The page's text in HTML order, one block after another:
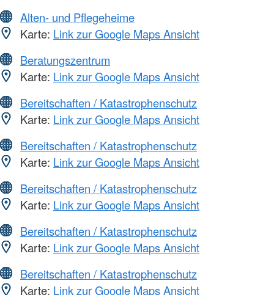
Alten- und Pflegeheime
Karte: Link zur Google Maps Ansicht
Beratungszentrum
Karte: Link zur Google Maps Ansicht
Bereitschaften / Katastrophenschutz
Karte: Link zur Google Maps Ansicht
Bereitschaften / Katastrophenschutz
Karte: Link zur Google Maps Ansicht
Bereitschaften / Katastrophenschutz
Karte: Link zur Google Maps Ansicht
Bereitschaften / Katastrophenschutz
Karte: Link zur Google Maps Ansicht
Bereitschaften / Katastrophenschutz
Karte: Link zur Google Maps Ansicht